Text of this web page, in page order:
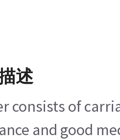
述
consists of
and good